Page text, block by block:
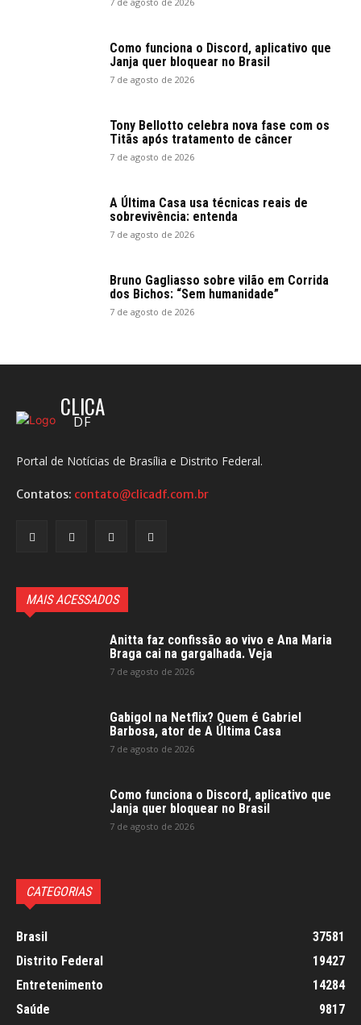
Como funciona o Discord, aplicativo que
Janja quer bloquear no Brasil
7 de agosto de 2026
Tony Bellotto celebra nova fase com os
Titãs após tratamento de câncer
7 de agosto de 2026
A Última Casa usa técnicas reais de
sobrevivência: entenda
7 de agosto de 2026
Bruno Gagliasso sobre vilão em Corrida
dos Bichos: “Sem humanidade”
7 de agosto de 2026
CLICA
DF
Portal de Notícias de Brasília e Distrito Federal.
Contatos: contato@clicadf.com.br
MAIS ACESSADOS
Anitta faz confissão ao vivo e Ana Maria
Braga cai na gargalhada. Veja
7 de agosto de 2026
Gabigol na Netflix? Quem é Gabriel
Barbosa, ator de A Última Casa
7 de agosto de 2026
Como funciona o Discord, aplicativo que
Janja quer bloquear no Brasil
7 de agosto de 2026
CATEGORIAS
Brasil
37581
Distrito Federal
19427
Entretenimento
14284
Saúde
9817